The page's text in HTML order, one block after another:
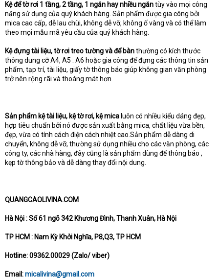
Kệ để tờ rơi 1 tầng, 2 tầng, 1 ngăn hay nhiều ngăntùy vào mọi công
năng sử dụng của quý khách hàng. Sản phẩm được gia công bởi
mica cao cấp, dễ lau chùi, không dễ vỡ, không ố vàng và có thể làm
theo mọi mẫu mã yêu cầu của quý khách hàng.
Kệ đựng tài liệu, tờ rơi treo tường và để bànthường có kích thước
thông dung cỡ A4, A5 . A6 hoặc gia công để đựng các thông tin sản
phẩm, tạp trí, tài liệu, giấy tờ thông báo giúp không gian văn phòng
trở nên rộng rãi và thoáng mát hơn.
Sản phẩm kệ tài liệu, kệ tờ rơi, kệ mica luôn có nhiều kiểu dáng đẹp,
hợp tiêu chuẩn bởi nó được sản xuất bằng mica, chất liệu vừa bền,
đẹp, vừa có tính cách điện cách nhiệt cao.Sản phẩm dễ dàng di
chuyển, không dễ vỡ, thường sử dụng nhiều cho các văn phòng, các
công ty, các nhà hàng, đây cũng là sản phẩm dùng để thông báo ,
kẹp tờ thông bảo và dễ dàng thay đổi nội dung.
QUANGCAOLIVINA.COM
Hà Nội : Số 61 ngõ 342 Khương Đình, Thanh Xuân, Hà Nội
TP HCM : Nam Kỳ Khởi Nghĩa, P8,Q3, TP HCM
Hotline: 09362.00029 (Zalo/ viber)
Email:micalivina@gmail.com